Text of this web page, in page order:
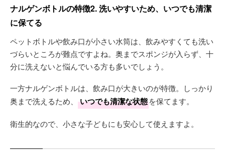
ナルゲンボトルの特徴2. 洗いやすいため、いつでも清潔
に保てる
ペットボトルや飲み口が小さい水筒は、飲みやすくても洗い
づらいところが難点ですよね。奥までスポンジが入らず、十
分に洗えないと悩んでいる方も多いでしょう。
一方ナルゲンボトルは、飲み口が大きいのが特徴。しっかり
奥まで洗えるため、
いつでも清潔な状態を保てます。
衛生的なので、小さな子どもにも安心して使えますよ。